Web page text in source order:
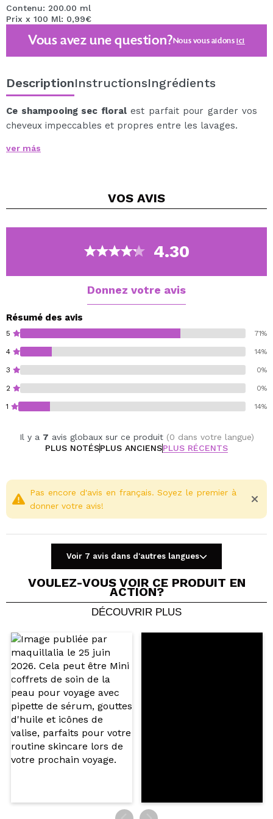
Contenu: 200.00 ml
Prix x 100 Ml: 0,99€
Vous avez une question?Nous vous aidonsici
DescriptionInstructionsIngrédients
Ce shampooing sec floralest parfait pour garder vos
cheveux impeccables et propres entre les lavages.
conditionneur, apportant douceur et facilitant le
Ce shampoing a un agréable parfum floral.
Il n'a pas besoin de rinçage.
ver más
VOS AVIS
4.30
Donnez votre avis
Résumé des avis
5 71%
4 14%
3 0%
2 0%
1 14%
Il y a 7 avis globaux sur ce produit (0 dans votre langue)
PLUS NOTÉSPLUS ANCIENSPLUS RÉCENTS
Partager une vidéo ou une photo
Votre vidéo pourrait être la première. Imaginez...
Recommandez-vous cet achat?
Pas encore d'avis en français. Soyez le premier à
donner votre avis!
Voir 7 avis dans d'autres langues
VOULEZ-VOUS VOIR CE PRODUIT EN
ACTION?
DÉCOUVRIR PLUS